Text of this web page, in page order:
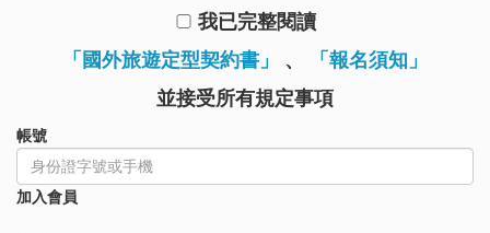
我已完整閱讀
「國外旅遊定型契約書」
、
「報名須知」
並接受所有規定事項
帳號
加入會員